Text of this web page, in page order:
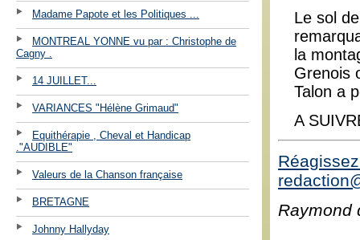
Madame Papote et les Politiques ...
MONTREAL YONNE vu par : Christophe de
Cagny .
14 JUILLET...
VARIANCES "Hélène Grimaud"
Equithérapie , Cheval et Handicap
."AUDIBLE"
Valeurs de la Chanson française
BRETAGNE
Johnny Hallyday
Le sol
la
Grenois
Talon a
A
Raymond